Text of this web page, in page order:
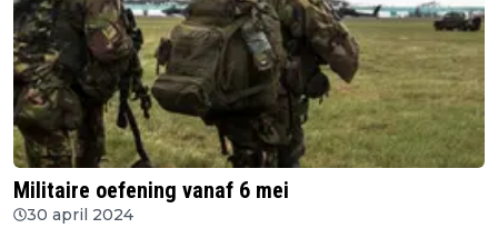
Militaire oefening vanaf 6 mei
30 april 2024